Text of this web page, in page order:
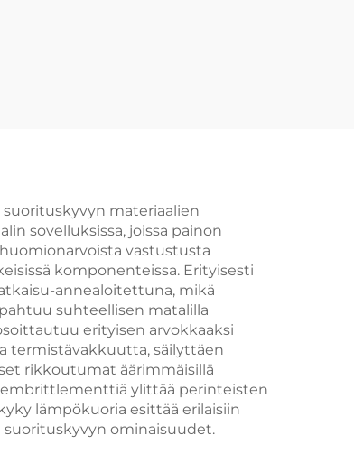
materiaalien
sovelluksissa, joissa painon
vastustusta
komponenteissa. Erityisesti
annealoitettuna, mikä
suhteellisen matalilla
erityisen arvokkaaksi
termistävakkuutta, säilyttäen
rikkoutumat äärimmäisillä
ylittää perinteisten
lämpökuoria esittää erilaisiin
suorituskyvyn ominaisuudet.